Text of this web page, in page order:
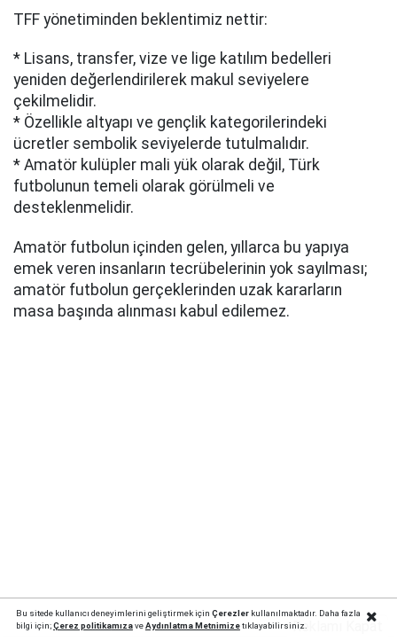
TFF yönetiminden beklentimiz nettir:
* Lisans, transfer, vize ve lige katılım bedelleri
yeniden değerlendirilerek makul seviyelere
çekilmelidir.
* Özellikle altyapı ve gençlik kategorilerindeki
ücretler sembolik seviyelerde tutulmalıdır.
* Amatör kulüpler mali yük olarak değil, Türk
futbolunun temeli olarak görülmeli ve
desteklenmelidir.
Amatör futbolun içinden gelen, yıllarca bu yapıya
emek veren insanların tecrübelerinin yok sayılması;
amatör futbolun gerçeklerinden uzak kararların
masa başında alınması kabul edilemez.
Bu sitede kullanıcı deneyimlerini geliştirmek için Çerezlerkullanılmaktadır. Daha fazla
bilgi için;Çerez politikamızaveAydınlatma Metnimizetıklayabilirsiniz.Reklamı Kapat